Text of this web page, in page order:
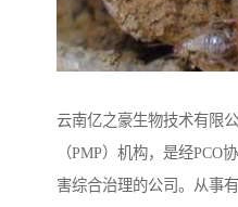
云南亿之豪生物技术有限
（PMP）机构，是经PCO
害综合治理的公司。从事